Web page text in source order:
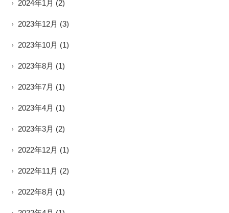
2024年1月 (2)
2023年12月 (3)
2023年10月 (1)
2023年8月 (1)
2023年7月 (1)
2023年4月 (1)
2023年3月 (2)
2022年12月 (1)
2022年11月 (2)
2022年8月 (1)